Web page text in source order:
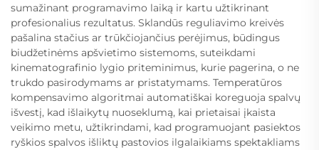
sumažinant programavimo laiką ir kartu užtikrinant
profesionalius rezultatus. Sklandūs reguliavimo kreivės
pašalina stačius ar trūkčiojančius perėjimus, būdingus
biudžetinėms apšvietimo sistemoms, suteikdami
kinematografinio lygio priteminimus, kurie pagerina, o ne
trukdo pasirodymams ar pristatymams. Temperatūros
kompensavimo algoritmai automatiškai koreguoja spalvų
išvestį, kad išlaikytų nuoseklumą, kai prietaisai įkaista
veikimo metu, užtikrindami, kad programuojant pasiektos
ryškios spalvos išliktų pastovios ilgalaikiams spektakliams